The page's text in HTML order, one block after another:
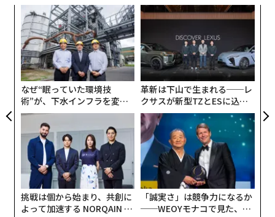
AIアーティストとは、その音楽が主に人工知能によって
作られ、人間による作詞・作曲、演奏、プロデュースが
行われていない音楽活動を指す。
米著作権局は境界線を「創造的コントロール」に置いて
いる
。AIが作品の表現要素を決定し、人間の著作者が存在し
ない場合を指す。
AI音楽が本格的な文化現象となったのは2023年で、Sun
oやUdioといったツールがカジュアルなリスナーを騙せ
るほど高性能になったことがきっかけだ。そして「完成
品らしく聞こえる」ためのコストがほぼゼロにまで下が
ったことで、その勢いは拡大している。
なぜ“眠っていた環境技
術”が、下水インフラを変え
たのか──産総研×月島JFE
アクアソリューションの10年
革新は下山で生まれる──レ
クサスが新型TZとESに込め
た「DISCOVER」の哲学
挑戦は個から始まり、共創に
よって加速する NORQAIN JA
「誠実さ」は競争力になるか
──WEOYモナコで見た、く